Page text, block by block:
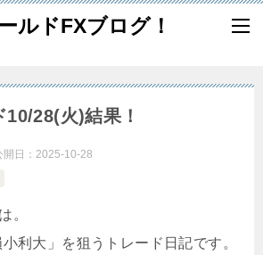
ルドFXブログ！
28(火)結果！
開日： 2025-10-28
。
利大」を狙うトレード日記です。